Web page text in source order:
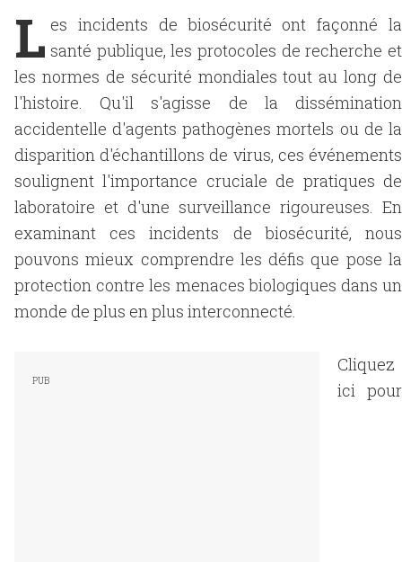
L es incidents de biosécurité ont façonné la
santé publique, les protocoles de recherche et
les normes de sécurité mondiales tout au long de
l'histoire. Qu'il s'agisse de la dissémination
accidentelle d'agents pathogènes mortels ou de la
disparition d'échantillons de virus, ces événements
soulignent l'importance cruciale de pratiques de
laboratoire et d'une surveillance rigoureuses. En
examinant ces incidents de biosécurité, nous
pouvons mieux comprendre les défis que pose la
protection contre les menaces biologiques dans un
monde de plus en plus interconnecté.
Cliquez
ici pour